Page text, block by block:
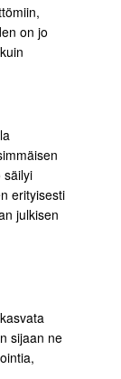
on jo
säilyi
erityisesti
julkisen
sijaan ne